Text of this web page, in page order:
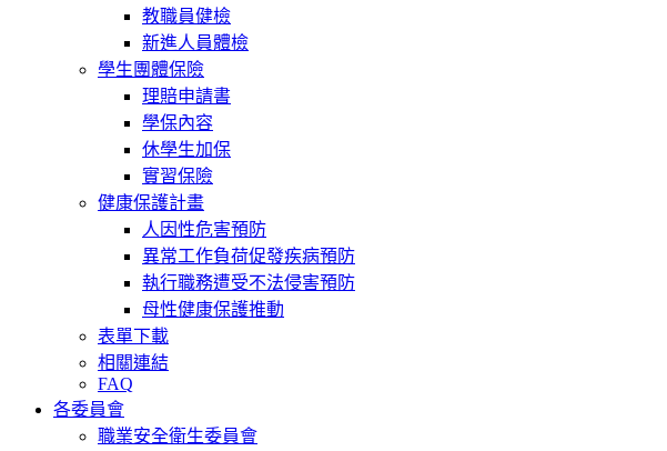
教職員健檢
新進人員體檢
學生團體保險
理賠申請書
學保內容
休學生加保
實習保險
健康保護計畫
人因性危害預防
異常工作負荷促發疾病預防
執行職務遭受不法侵害預防
母性健康保護推動
表單下載
相關連結
FAQ
各委員會
職業安全衛生委員會